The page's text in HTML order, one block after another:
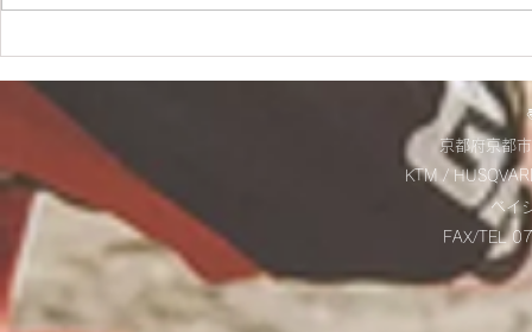
ES700ラリ
違いをご紹
京都府京都
KTM /
ベイ
FAX/TEL